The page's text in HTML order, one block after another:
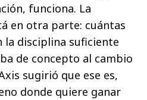
funciona. La
en otra parte: cuántas
la disciplina suficiente
de concepto al cambio
sugirió que ese es,
donde quiere ganar